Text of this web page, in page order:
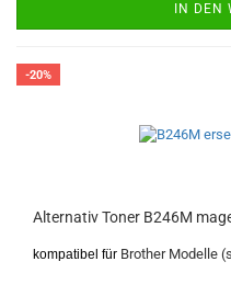
IN DEN
-20%
Alternativ Toner B246M
kompatibel für Brother Modelle